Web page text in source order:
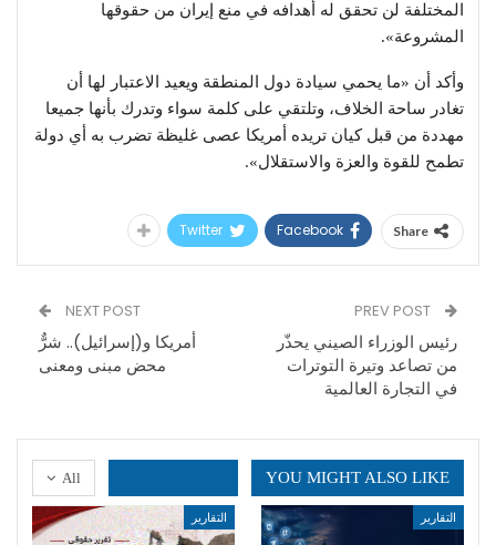
المختلفة لن تحقق له أهدافه في منع إيران من حقوقها
المشروعة».
وأكد أن «ما يحمي سيادة دول المنطقة ويعيد الاعتبار لها أن
تغادر ساحة الخلاف، وتلتقي على كلمة سواء وتدرك بأنها جميعا
مهددة من قبل كيان تريده أمريكا عصى غليظة تضرب به أي دولة
تطمح للقوة والعزة والاستقلال».
Share
Facebook
Twitter
رئيس الوزراء الصيني يحذّر
من تصاعد وتيرة التوترات
في التجارة العالمية
NEXT POST
أمريكا و(إسرائيل).. شرٌّ
محض مبنى ومعنى
All YOU MIGHT ALSO LIKE
التقارير التقارير